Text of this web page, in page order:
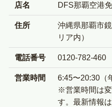
店名 DFS那覇空港
住所
沖縄県那覇市
リア内）
電話番号 0120-782-460
営業時間
6:45〜20:30（
※営業時間は
す。最新情報